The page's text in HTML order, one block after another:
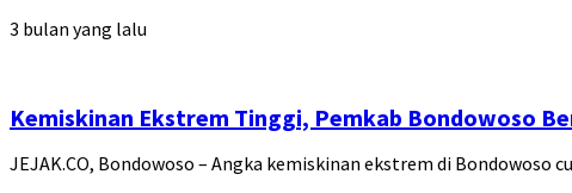
3 bulan yang lalu
Kemiskinan Ekstrem Tinggi, Pemkab Bondowoso
JEJAK.CO, Bondowoso – Angka kemiskinan ekstrem di